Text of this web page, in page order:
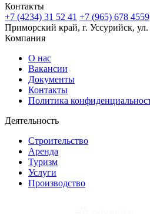
Контакты
+7 (4234) 31 52 41 +7 (965) 678 4559
Приморский край, г. Уссурийск,
Компания
О нас
Вакансии
Документы
Контакты
Политика
Деятельность
Строительство
Аренда
Туризм
Услуги
Производство